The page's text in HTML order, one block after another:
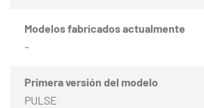
Modelos fabricados actualmente
–
Primera versión del modelo
PULSE